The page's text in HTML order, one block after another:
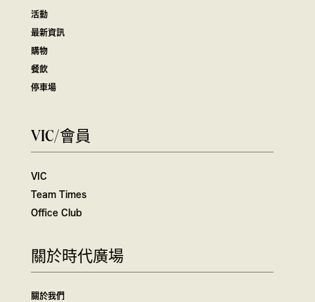
活動
最新資訊
購物
餐飲
停車場
VIC/會員
VIC
Team Times
Office Club
關於時代廣場
關於我們